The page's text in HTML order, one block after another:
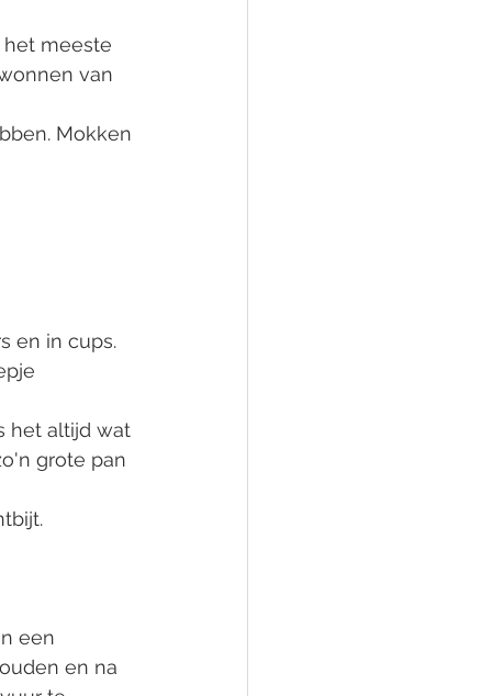
het meeste
van
Mokken
en in cups.
het altijd wat
grote pan
een
en na